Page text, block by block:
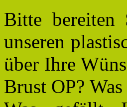
Bitte bereiten
unseren
über Ihre
Brust OP?